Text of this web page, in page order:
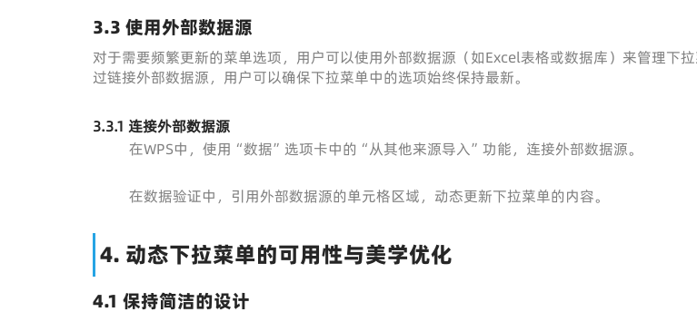
3.3 使用外部数据源
对于需要频繁更新的菜单选项，用户可以使用外部数据源（如Excel表格或数据库）来管理下
过链接外部数据源，用户可以确保下拉菜单中的选项始终保持最新。
3.3.1 连接外部数据源
在WPS中，使用“数据”选项卡中的“从其他来源导入”功能，连接外部数据源。
在数据验证中，引用外部数据源的单元格区域，动态更新下拉菜单的内容。
4. 动态下拉菜单的可用性与美学优化
4.1 保持简洁的设计